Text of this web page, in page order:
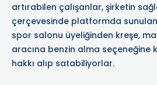
artırabilen çalışanlar, şirketin
çerçevesinde platformda
spor salonu üyeliğinden kreşe,
aracına benzin alma seçeneğine
hakkı alıp satabiliyorlar.